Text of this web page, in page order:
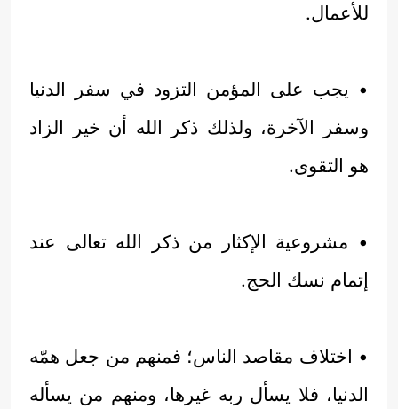
للأعمال.
• يجب على المؤمن التزود في سفر الدنيا
وسفر الآخرة، ولذلك ذكر الله أن خير الزاد
هو التقوى.
• مشروعية الإكثار من ذكر الله تعالى عند
إتمام نسك الحج.
• اختلاف مقاصد الناس؛ فمنهم من جعل همّه
الدنيا، فلا يسأل ربه غيرها، ومنهم من يسأله